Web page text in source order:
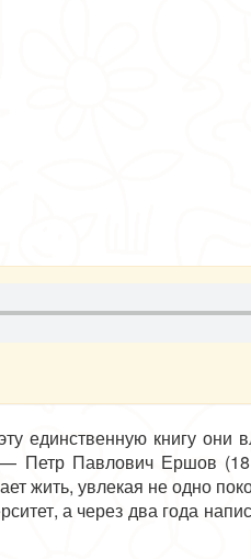
единственную книгу они
— Петр Павлович Ершов
жить, увлекая не одно
а через два года